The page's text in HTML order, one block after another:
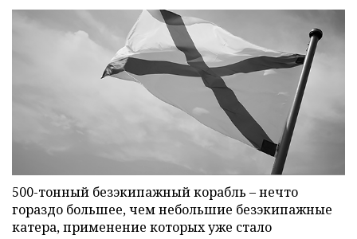
500-тонный безэкипажный корабль – нечто
гораздо большее, чем небольшие безэкипажные
катера, применение которых уже стало